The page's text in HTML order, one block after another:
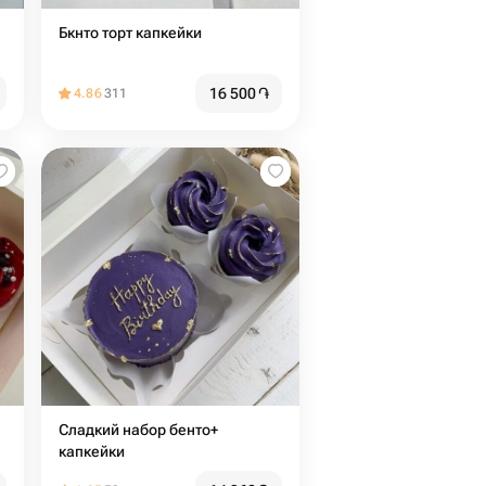
Бкнто торт капкейки
4.86311 16 500֏
Сладкий набор бенто+
капкейки